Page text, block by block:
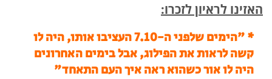
האזינו לראיון לזכרו:
*
"הימים שלפני ה-7.10 העציבו אותו, היה לו
קשה לראות את הפילוג, אבל בימים האחרונים
היה לו אור כשהוא ראה איך העם התאחד"